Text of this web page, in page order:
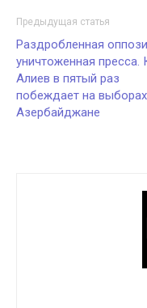
Предыдущая статья
Раздробленная
уничтоженная пресса.
Алиев в пятый раз
побеждает на
Азербайджане